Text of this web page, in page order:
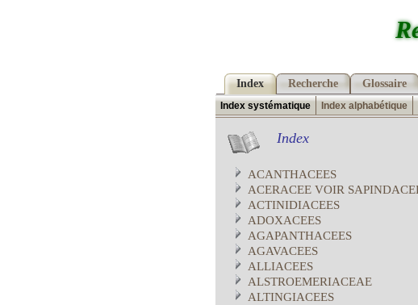
Index Recherche Glossaire
Index systématique Index alphabétique
Index
ACANTHACEES
ACERACEE VOIR
ACTINIDIACEES
ADOXACEES
AGAPANTHACEES
AGAVACEES
ALLIACEES
ALSTROEMERIACEAE
ALTINGIACEES